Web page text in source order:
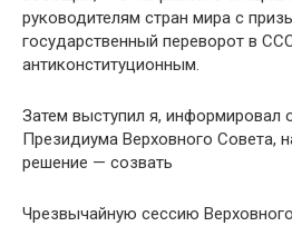
руководителям стран мира с
государственный переворот в
антиконституционным.
Затем выступил я, информировал
Президиума Верховного Совета,
решение — созвать
Чрезвычайную сессию